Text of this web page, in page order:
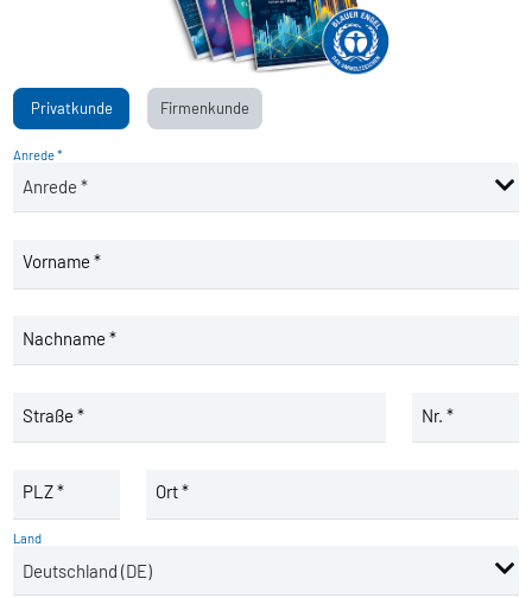
Privatkunde Firmenkunde
Anrede *
Vorname *
Nachname *
Straße * Nr. *
PLZ * Ort *
Land